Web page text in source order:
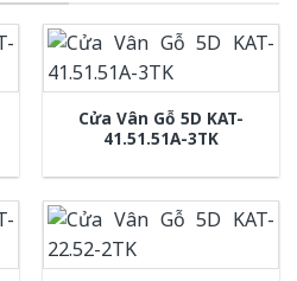
Cửa Vân Gỗ 5D KAT-
41.51.51A-3TK